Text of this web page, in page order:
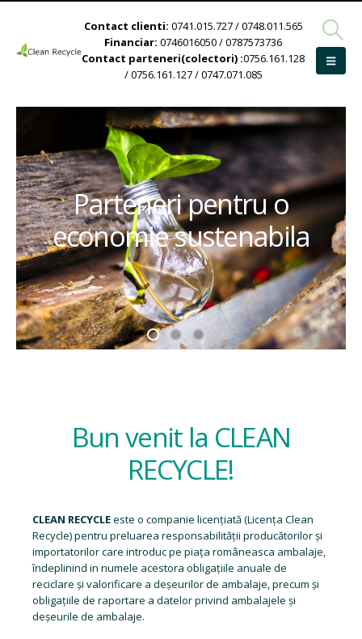
Contact clienti: 0741.015.727 / 0748.011.565
Financiar: 0746016050 / 0787573736
Contact parteneri(colectori) :0756.161.128
/ 0756.161.127 / 0747.071.085
Parteneri pentru o
economie sustenabila
Bun venit la CLEAN
RECYCLE!
CLEAN RECYCLEeste o companie licențiată (Licența Clean
Recycle) pentru preluarea responsabilității producătorilor și
importatorilor care introduc pe piața româneasca ambalaje,
îndeplinind in numele acestora obligațiile anuale de
reciclare și valorificare a deșeurilor de ambalaje, precum și
obligațiile de raportare a datelor privind ambalajele și
deșeurile de ambalaje.